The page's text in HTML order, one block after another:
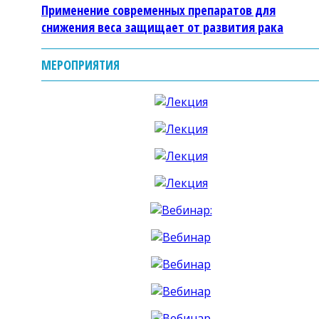
Применение современных препаратов для
снижения веса защищает от развития рака
МЕРОПРИЯТИЯ